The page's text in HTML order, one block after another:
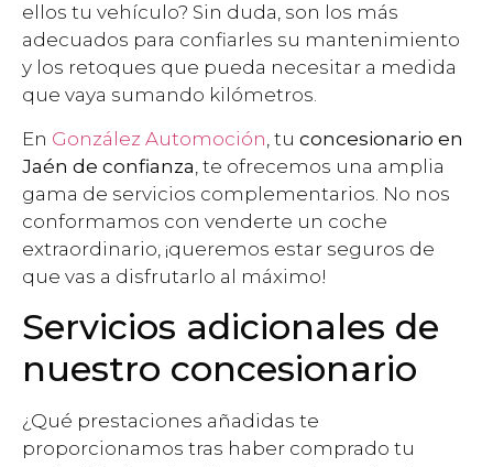
ellos tu vehículo? Sin duda, son los más
adecuados para confiarles su mantenimiento
y los retoques que pueda necesitar a medida
que vaya sumando kilómetros.
En González Automoción , tu concesionario en
Jaén de confianza , te ofrecemos una amplia
gama de servicios complementarios. No nos
conformamos con venderte un coche
extraordinario, ¡queremos estar seguros de
que vas a disfrutarlo al máximo!
Servicios adicionales de
nuestro concesionario
¿Qué prestaciones añadidas te
proporcionamos tras haber comprado tu